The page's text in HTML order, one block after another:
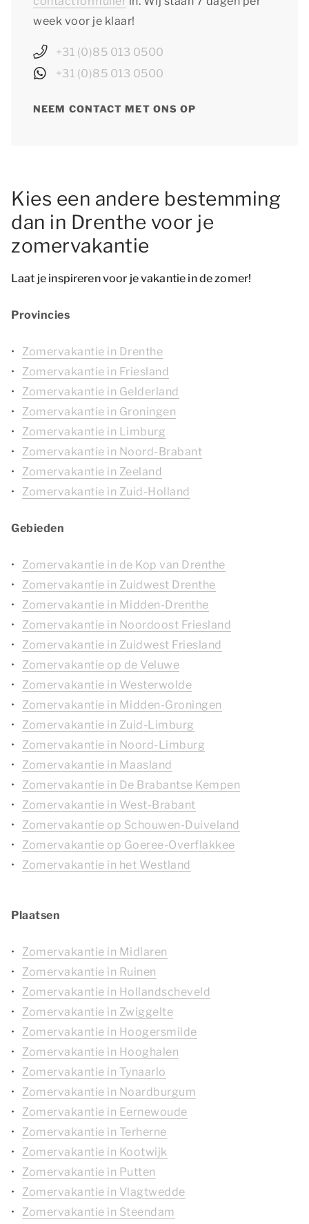
week voor je klaar!
+31 (0)85 013 0500
+31 (0)85 013 0500
NEEM CONTACT MET ONS OP
Kies een andere bestemming
dan in Drenthe voor je
zomervakantie
Laat je inspireren voor je vakantie in de zomer!
Provincies
Zomervakantie in Drenthe
Zomervakantie in Friesland
Zomervakantie in Gelderland
Zomervakantie in Groningen
Zomervakantie in Limburg
Zomervakantie in Noord-Brabant
Zomervakantie in Zeeland
Zomervakantie in Zuid-Holland
Gebieden
Zomervakantie in de Kop van Drenthe
Zomervakantie in Zuidwest Drenthe
Zomervakantie in Midden-Drenthe
Zomervakantie in Noordoost Friesland
Zomervakantie in Zuidwest Friesland
Zomervakantie op de Veluwe
Zomervakantie in Westerwolde
Zomervakantie in Midden-Groningen
Zomervakantie in Zuid-Limburg
Zomervakantie in Noord-Limburg
Zomervakantie in Maasland
Zomervakantie in De Brabantse Kempen
Zomervakantie in West-Brabant
Zomervakantie op Schouwen-Duiveland
Zomervakantie op Goeree-Overflakkee
Zomervakantie in het Westland
Plaatsen
Zomervakantie in Midlaren
Zomervakantie in Ruinen
Zomervakantie in Hollandscheveld
Zomervakantie in Zwiggelte
Zomervakantie in Hoogersmilde
Zomervakantie in Hooghalen
Zomervakantie in Tynaarlo
Zomervakantie in Noardburgum
Zomervakantie in Eernewoude
Zomervakantie in Terherne
Zomervakantie in Kootwijk
Zomervakantie in Putten
Zomervakantie in Vlagtwedde
Zomervakantie in Steendam